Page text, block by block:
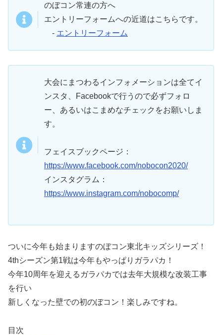
のぼコン常連の方へ
エントリーフォームへの近道はこちらです。
- エントリーフォーム
大会にまつわるインフォメーションは全てイ
ンスタ、Facebookで行うので必ずフォロ
ー、あるいはこまめなチェックをお願いしま
す。
フェイスブックページ：
https://www.facebook.com/nobocon2020/
インスタグラム：
https://www.instagram.com/nobocomp/
ついに今年も始まりますのぼコン東北キッズシリーズ！
4thシーズン第1戦は今年もやっぱりガラパカ！
今年10周年を迎えるガラパカでは去年大規模な改装工事
を行い
新しくなった壁での初のぼコン！楽しみですね。
目次